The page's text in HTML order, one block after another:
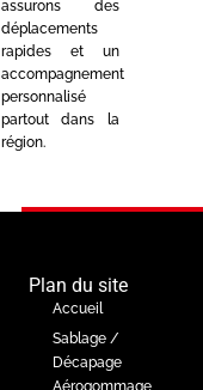
assurons des
déplacements
rapides et un
accompagnement
personnalisé
partout dans la
région.
Plan du site
Accueil
Sablage /
Décapage